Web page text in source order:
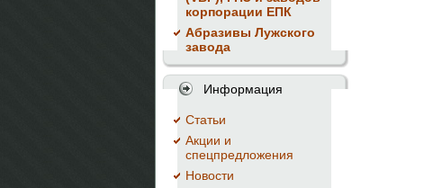
корпорации ЕПК
Абразивы Лужского
завода
Информация
Cтатьи
Акции и
спецпредложения
Новости